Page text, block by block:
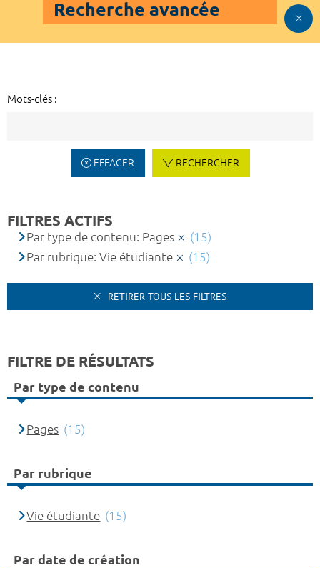
Recherche avancée
Mots-clés :
EFFACER RECHERCHER
FILTRES ACTIFS
Par type de contenu: Pages
(15)
Par rubrique: Vie étudiante
(15)
RETIRER TOUS LES FILTRES
FILTRE DE RÉSULTATS
Par type de contenu
Pages (15)
Par rubrique
Vie étudiante (15)
Par date de création